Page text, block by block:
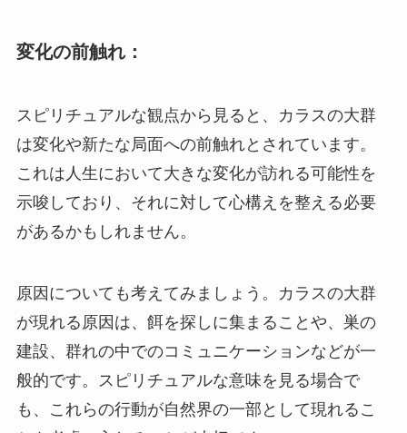
変化の前触れ：
スピリチュアルな観点から見ると、カラスの大群
は変化や新たな局面への前触れとされています。
これは人生において大きな変化が訪れる可能性を
示唆しており、それに対して心構えを整える必要
があるかもしれません。
原因についても考えてみましょう。カラスの大群
が現れる原因は、餌を探しに集まることや、巣の
建設、群れの中でのコミュニケーションなどが一
般的です。スピリチュアルな意味を見る場合で
も、これらの行動が自然界の一部として現れるこ